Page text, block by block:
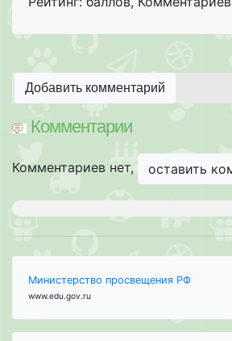
Добавить комментарий
Комментарии
Комментариев нет, оставить
Министерство просвещения РФ
www.edu.gov.ru